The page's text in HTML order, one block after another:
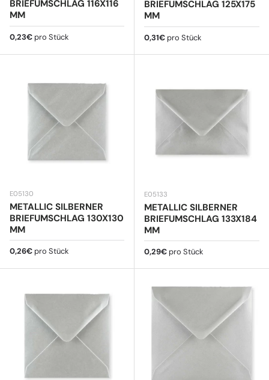
BRIEFUMSCHLAG 116X116
MM
Normaler Preis
0,23€ pro Stück
BRIEFUMSCHLAG 125X175
MM
Normaler Preis
0,31€ pro Stück
E05130
METALLIC SILBERNER
BRIEFUMSCHLAG 130X130
MM
Normaler Preis
0,26€ pro Stück
E05133
METALLIC SILBERNER
BRIEFUMSCHLAG 133X184
MM
Normaler Preis
0,29€ pro Stück